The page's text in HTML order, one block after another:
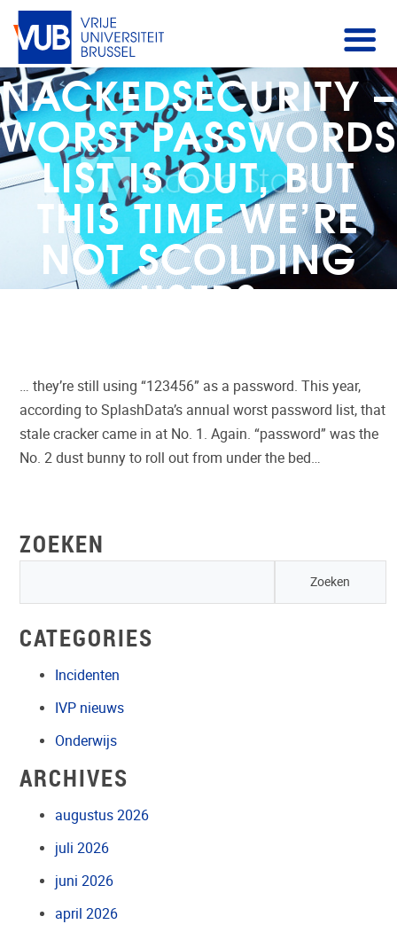
NACKEDSECURITY –
WORST PASSWORDS
LIST IS OUT, BUT
THIS TIME WE’RE
NOT SCOLDING
USERS
… they’re still using “123456” as a password. This year,
according to SplashData’s annual worst password list, that
stale cracker came in at No. 1. Again. “password” was the
No. 2 dust bunny to roll out from under the bed…
ZOEKEN
CATEGORIES
Incidenten
IVP nieuws
Onderwijs
ARCHIVES
augustus 2026
juli 2026
juni 2026
april 2026